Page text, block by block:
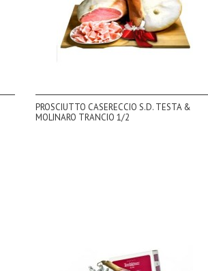
PROSCIUTTO CASERECCIO S.D. TESTA &
MOLINARO TRANCIO 1/2